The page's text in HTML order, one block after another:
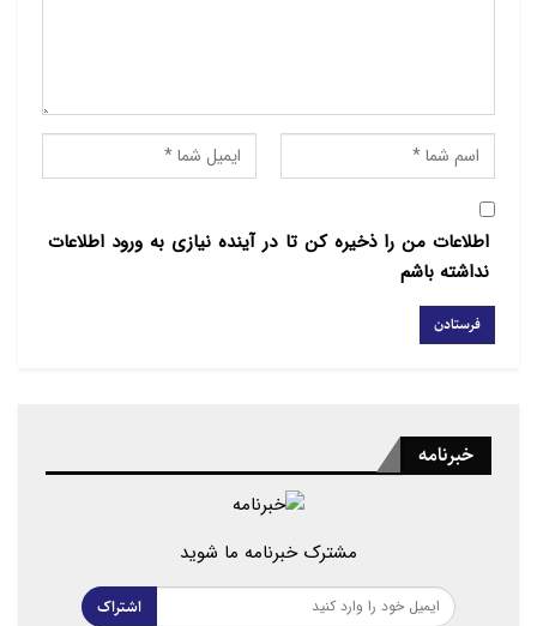
جنبش‌های اسلامی معاصر چه ضرورتی
برای ما دارد؟
اکبری: از ابتکار ایرنا و حضور دکتر میرزایی
متشکرم. اوضاع فعلی منطقه و احیاء مجدد
طالبان در کنار ما و حتی داعش و دیگر
جنبش‌های معاصر اسلامی بهانه این بحث
است از نگاهی پژوهشی تحقیقی، به
موضوع بپردازیم.
جنبش‌های فعال و در حال گسترش در
جهان اسلام اکثرا رویکردها و مبانی فکری،
کلامی و فلسفی دارند. اما خیلی اوقات ما
اطلاعات من را ذخیره کن تا در آینده نیازی به ورود اطلاعات
نداشته باشم
خبرنامه
مشترک خبرنامه ما شوید
اشتراک